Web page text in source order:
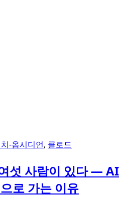
-옵시디언, 클로드
섯 사람이 있다 — AI
로 가는 이유